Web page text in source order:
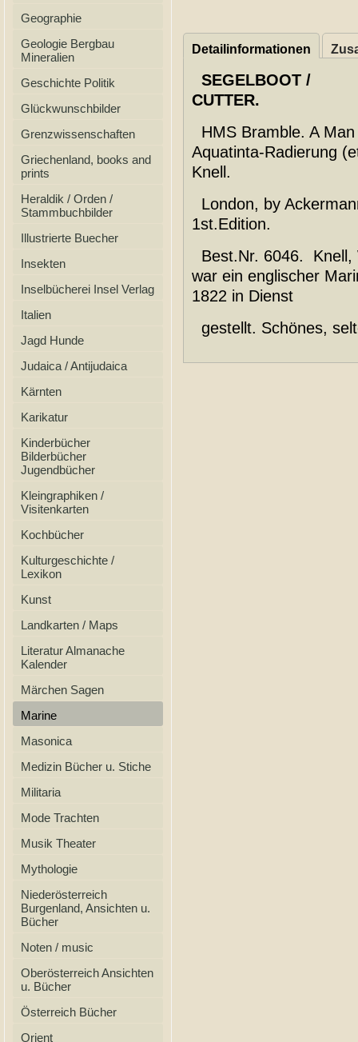
Geographie
Geologie Bergbau
Mineralien
Geschichte Politik
Glückwunschbilder
Grenzwissenschaften
Griechenland, books and
prints
Heraldik / Orden /
Stammbuchbilder
Illustrierte Buecher
Insekten
Inselbücherei Insel Verlag
Italien
Jagd Hunde
Judaica / Antijudaica
Kärnten
Karikatur
Kinderbücher
Bilderbücher
Jugendbücher
Kleingraphiken /
Visitenkarten
Kochbücher
Kulturgeschichte /
Lexikon
Kunst
Landkarten / Maps
Literatur Almanache
Kalender
Märchen Sagen
Marine
Masonica
Medizin Bücher u. Stiche
Militaria
Mode Trachten
Musik Theater
Mythologie
Niederösterreich
Burgenland, Ansichten u.
Bücher
Noten / music
Oberösterreich Ansichten
u. Bücher
Österreich Bücher
Orient
Detailinformationen
SEGELBOOT /
CUTTER.
HMS Bramble. A
Aquatinta-Radierung
Knell.
London, by
1st.Edition.
Best.Nr. 6046. Knell,
war ein englischer
1822 in Dienst
gestellt. Schönes,